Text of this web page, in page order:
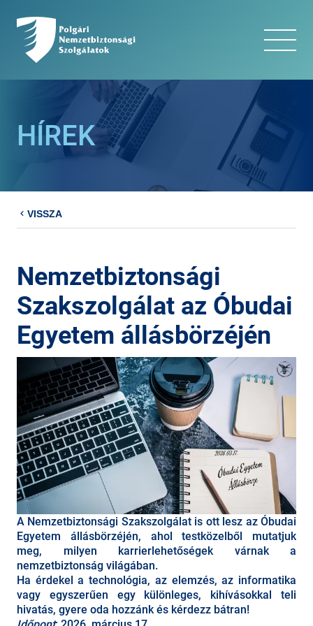
HÍREK
VISSZA
Nemzetbiztonsági
Szakszolgálat az Óbudai
Egyetem állásbörzéjén
A Nemzetbiztonsági Szakszolgálat is ott lesz az Óbudai
Egyetem állásbörzéjén, ahol testközelből mutatjuk
meg, milyen karrierlehetőségek várnak a
nemzetbiztonság világában.
Ha érdekel a technológia, az elemzés, az informatika
vagy egyszerűen egy különleges, kihívásokkal teli
hivatás, gyere oda hozzánk és kérdezz bátran!